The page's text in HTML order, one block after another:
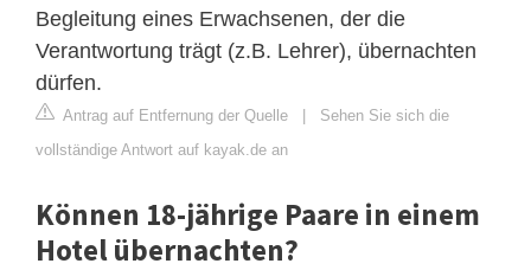
Begleitung eines Erwachsenen, der die
Verantwortung trägt (z.B. Lehrer), übernachten
dürfen.
Antrag auf Entfernung der Quelle | Sehen Sie sich die
vollständige Antwort auf kayak.de an
Können 18-jährige Paare in einem
Hotel übernachten?